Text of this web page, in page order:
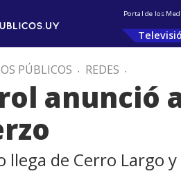
Portal de los
PÚBLICOS . REDES .
anunció
llega de Cerro Largo